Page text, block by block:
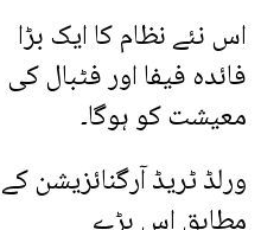
اس نئے نظام کا ایک بڑا
فائدہ فیفا اور فٹبال کی
معیشت کو ہوگا۔
ورلڈ ٹریڈ آرگنائزیشن کے